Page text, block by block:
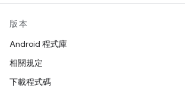
版本
Android 程式庫
相關規定
下載程式碼